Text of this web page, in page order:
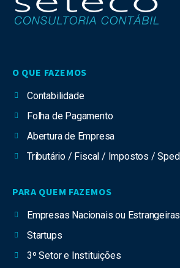
O QUE FAZEMOS
Contabilidade
Folha de Pagamento
Abertura de Empresa
Tributário / Fiscal / Impostos / Sped
PARA QUEM FAZEMOS
Empresas Nacionais ou Estrangeiras
Startups
3º Setor e Instituições